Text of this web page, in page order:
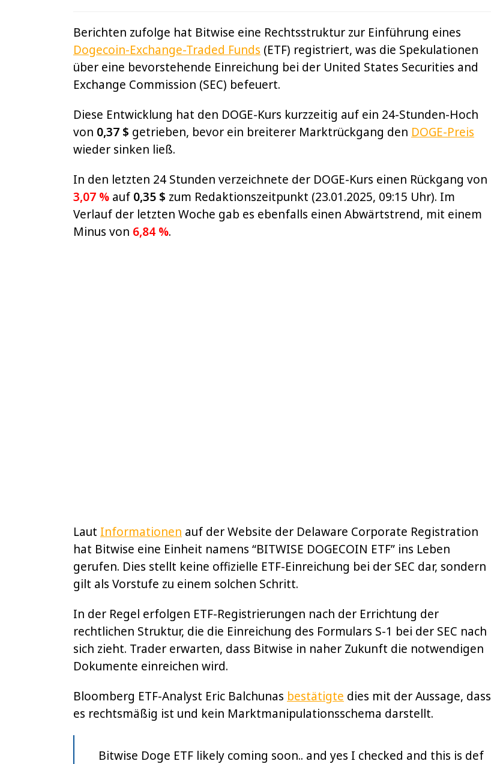
Berichten zufolge hat Bitwise eine Rechtsstruktur zur Einführung eines
Dogecoin-Exchange-Traded Funds (ETF) registriert, was die Spekulationen
über eine bevorstehende Einreichung bei der United States Securities and
Exchange Commission (SEC) befeuert.
Diese Entwicklung hat den DOGE-Kurs kurzzeitig auf ein 24-Stunden-Hoch
von 0,37 $ getrieben, bevor ein breiterer Marktrückgang den DOGE-Preis
wieder sinken ließ.
In den letzten 24 Stunden verzeichnete der DOGE-Kurs einen Rückgang von
3,07 % auf 0,35 $ zum Redaktionszeitpunkt (23.01.2025, 09:15 Uhr). Im
Verlauf der letzten Woche gab es ebenfalls einen Abwärtstrend, mit einem
Minus von 6,84 %.
Laut Informationen auf der Website der Delaware Corporate Registration
hat Bitwise eine Einheit namens “BITWISE DOGECOIN ETF” ins Leben
gerufen. Dies stellt keine offizielle ETF-Einreichung bei der SEC dar, sondern
gilt als Vorstufe zu einem solchen Schritt.
In der Regel erfolgen ETF-Registrierungen nach der Errichtung der
rechtlichen Struktur, die die Einreichung des Formulars S-1 bei der SEC nach
sich zieht. Trader erwarten, dass Bitwise in naher Zukunft die notwendigen
Dokumente einreichen wird.
Bloomberg ETF-Analyst Eric Balchunas bestätigte dies mit der Aussage, dass
es rechtsmäßig ist und kein Marktmanipulationsschema darstellt.
Bitwise Doge ETF likely coming soon.. and yes I checked and this is def